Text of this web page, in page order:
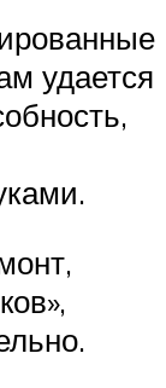
удается